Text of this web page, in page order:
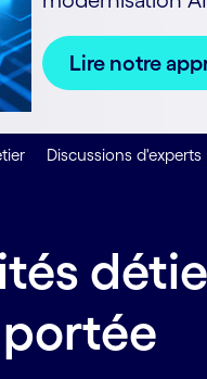
Lire notre
Discussions d'experts
portée